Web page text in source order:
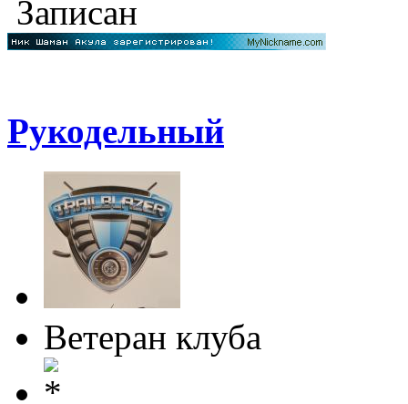
Записан
Рукодельный
Ветеран клуба